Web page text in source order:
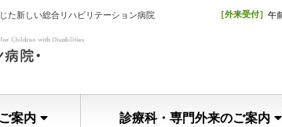
た新しい総合リハビリテーション病院 ［外来受付］ 午
案内 診療科・専門外来のご案内